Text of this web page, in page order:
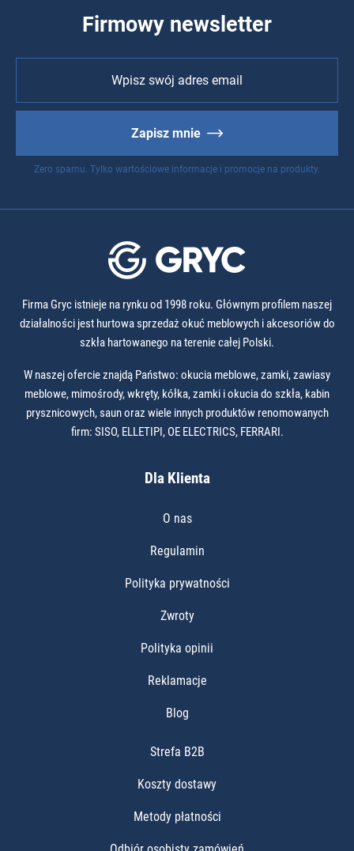
Firmowy newsletter
Zapisz mnie
Zero spamu. Tylko wartościowe informacje i promocje na produkty.
Firma Gryc istnieje na rynku od 1998 roku. Głównym profilem naszej
działalności jest hurtowa sprzedaż okuć meblowych i akcesoriów do
szkła hartowanego na terenie całej Polski.
W naszej ofercie znajdą Państwo: okucia meblowe, zamki, zawiasy
meblowe, mimośrody, wkręty, kółka, zamki i okucia do szkła, kabin
prysznicowych, saun oraz wiele innych produktów renomowanych
firm: SISO, ELLETIPI, OE ELECTRICS, FERRARI.
Dla Klienta
O nas
Regulamin
Polityka prywatności
Zwroty
Polityka opinii
Reklamacje
Blog
Strefa B2B
Koszty dostawy
Metody płatności